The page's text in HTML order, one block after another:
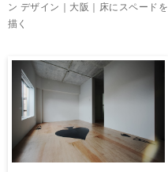
ン デザイン｜大阪｜床にスペードを
描く